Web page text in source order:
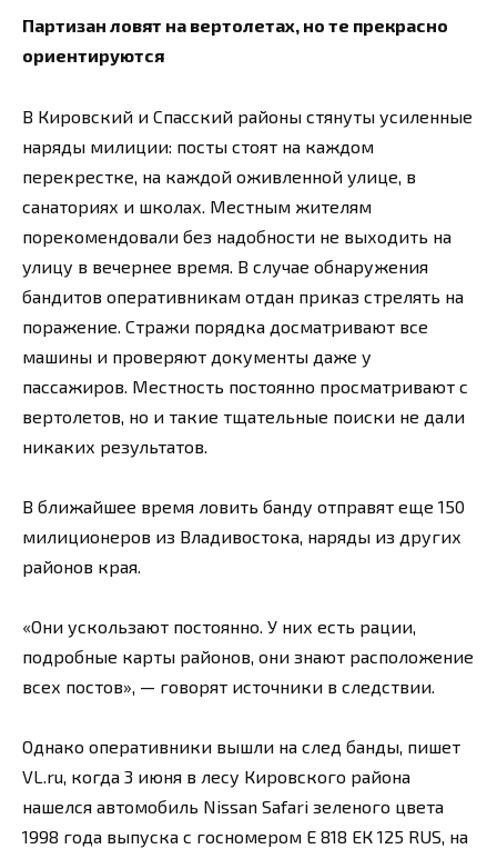
Партизан ловят на вертолетах, но те прекрасно
ориентируются
В Кировский и Спасский районы стянуты усиленные
наряды милиции: посты стоят на каждом
перекрестке, на каждой оживленной улице, в
санаториях и школах. Местным жителям
порекомендовали без надобности не выходить на
улицу в вечернее время. В случае обнаружения
бандитов оперативникам отдан приказ стрелять на
поражение. Стражи порядка досматривают все
машины и проверяют документы даже у
пассажиров. Местность постоянно просматривают с
вертолетов, но и такие тщательные поиски не дали
никаких результатов.
В ближайшее время ловить банду отправят еще 150
милиционеров из Владивостока, наряды из других
районов края.
«Они ускользают постоянно. У них есть рации,
подробные карты районов, они знают расположение
всех постов», — говорят источники в следствии.
Однако оперативники вышли на след банды, пишет
VL.ru, когда 3 июня в лесу Кировского района
нашелся автомобиль Nissan Safari зеленого цвета
1998 года выпуска с госномером Е 818 ЕК 125 RUS, на